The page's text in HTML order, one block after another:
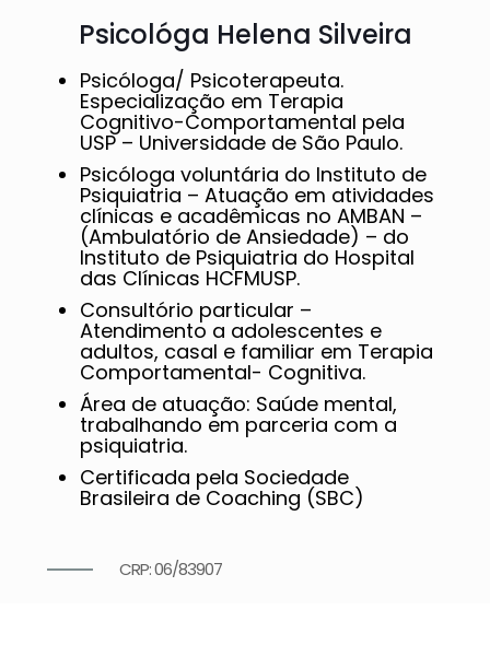
Psicológa Helena Silveira
Psicóloga/ Psicoterapeuta.
Especialização em Terapia
Cognitivo-Comportamental pela
USP – Universidade de São Paulo.
Psicóloga voluntária do Instituto de
Psiquiatria – Atuação em atividades
clínicas e acadêmicas no AMBAN –
(Ambulatório de Ansiedade) – do
Instituto de Psiquiatria do Hospital
das Clínicas HCFMUSP.
Consultório particular –
Atendimento a adolescentes e
adultos, casal e familiar em Terapia
Comportamental- Cognitiva.
Área de atuação: Saúde mental,
trabalhando em parceria com a
psiquiatria.
Certificada pela Sociedade
Brasileira de Coaching (SBC)
CRP: 06/83907